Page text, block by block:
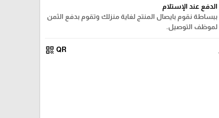
الدفع عند الإستلام
ببساطة نقوم بايصال المنتج لغاية منزلك وتقوم بدفع الثمن
لموظف التوصيل.
QR
qr_code